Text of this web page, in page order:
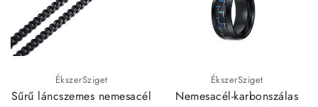
ÉkszerSziget
Sűrű láncszemes nemesacél
ÉkszerSziget
Nemesacél-karbonszálas